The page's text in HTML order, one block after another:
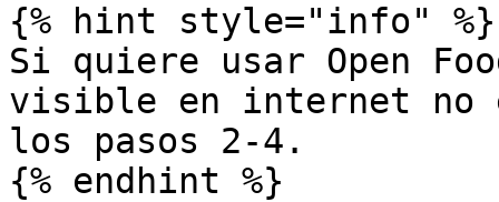
{% hint style="info" %}
Si quiere usar Open
visible en internet no
los pasos 2-4.
{% endhint %}